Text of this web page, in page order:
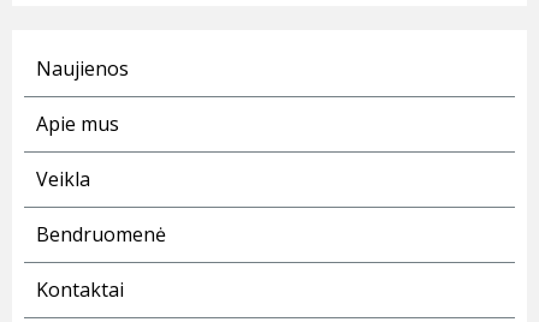
Naujienos
Apie mus
Veikla
Bendruomenė
Kontaktai